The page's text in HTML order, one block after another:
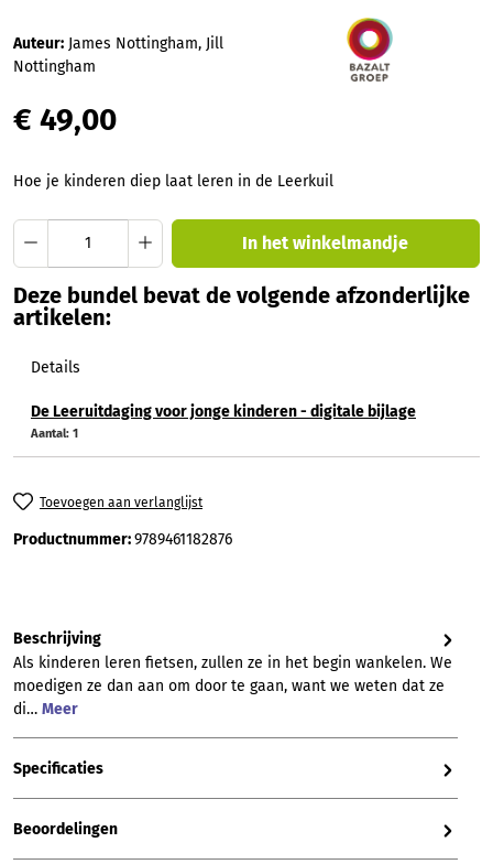
Auteur: James Nottingham, Jill
Nottingham
€ 49,00
Hoe je kinderen diep laat leren in de Leerkuil
Producthoeveelheid: Voer de gewenste
In het winkelmandje
Deze bundel bevat de volgende afzonderlijke
artikelen:
Details
De Leeruitdaging voor jonge kinderen - digitale bijlage
Aantal: 1
Toevoegen aan verlanglijst
Productnummer:9789461182876
Beschrijving
Als kinderen leren fietsen, zullen ze in het begin wankelen. We
moedigen ze dan aan om door te gaan, want we weten dat ze
di… Meer
Specificaties
Beoordelingen